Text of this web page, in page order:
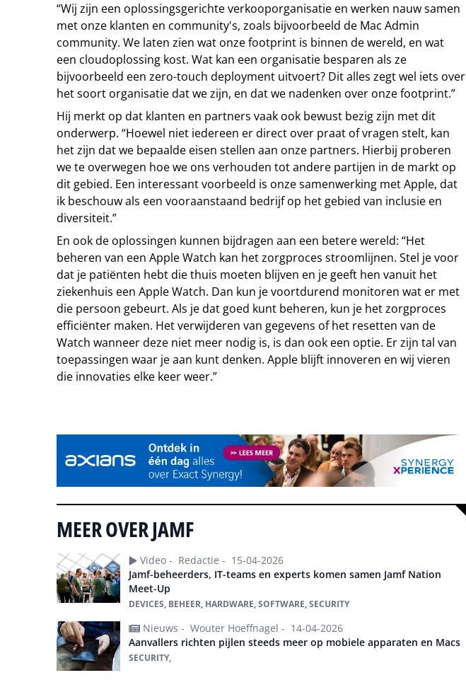
“Wij zijn een oplossingsgerichte verkooporganisatie en werken nauw samen
met onze klanten en community's, zoals bijvoorbeeld de Mac Admin
community. We laten zien wat onze footprint is binnen de wereld, en wat
een cloudoplossing kost. Wat kan een organisatie besparen als ze
bijvoorbeeld een zero-touch deployment uitvoert? Dit alles zegt wel iets over
het soort organisatie dat we zijn, en dat we nadenken over onze footprint.”
Hij merkt op dat klanten en partners vaak ook bewust bezig zijn met dit
onderwerp. “Hoewel niet iedereen er direct over praat of vragen stelt, kan
het zijn dat we bepaalde eisen stellen aan onze partners. Hierbij proberen
we te overwegen hoe we ons verhouden tot andere partijen in de markt op
dit gebied. Een interessant voorbeeld is onze samenwerking met Apple, dat
ik beschouw als een vooraanstaand bedrijf op het gebied van inclusie en
diversiteit.”
En ook de oplossingen kunnen bijdragen aan een betere wereld: “Het
beheren van een Apple Watch kan het zorgproces stroomlijnen. Stel je voor
dat je patiënten hebt die thuis moeten blijven en je geeft hen vanuit het
ziekenhuis een Apple Watch. Dan kun je voortdurend monitoren wat er met
die persoon gebeurt. Als je dat goed kunt beheren, kun je het zorgproces
efficiënter maken. Het verwijderen van gegevens of het resetten van de
Watch wanneer deze niet meer nodig is, is dan ook een optie. Er zijn tal van
toepassingen waar je aan kunt denken. Apple blijft innoveren en wij vieren
die innovaties elke keer weer.”
MEER OVER JAMF
Video - Redactie - 15-04-2026
Jamf-beheerders, IT-teams en experts komen samen Jamf Nation
Meet-Up
DEVICES, BEHEER, HARDWARE, SOFTWARE, SECURITY
Nieuws - Wouter Hoeffnagel - 14-04-2026
Aanvallers richten pijlen steeds meer op mobiele apparaten en Macs
SECURITY,